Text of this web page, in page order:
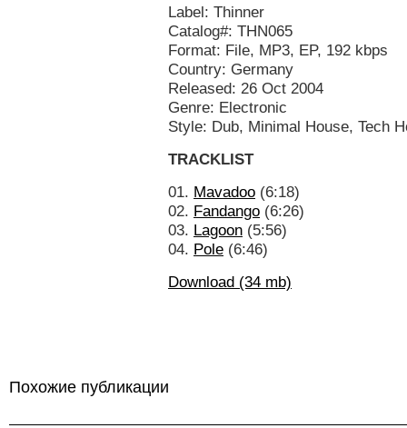
Label: Thinner
Catalog#: THN065
Format: File, MP3, EP, 192 kbps
Country: Germany
Released: 26 Oct 2004
Genre: Electronic
Style: Dub, Minimal House, Tech
TRACKLIST
01. Mavadoo (6:18)
02. Fandango (6:26)
03. Lagoon (5:56)
04. Pole (6:46)
Download (34 mb)
Похожие публикации